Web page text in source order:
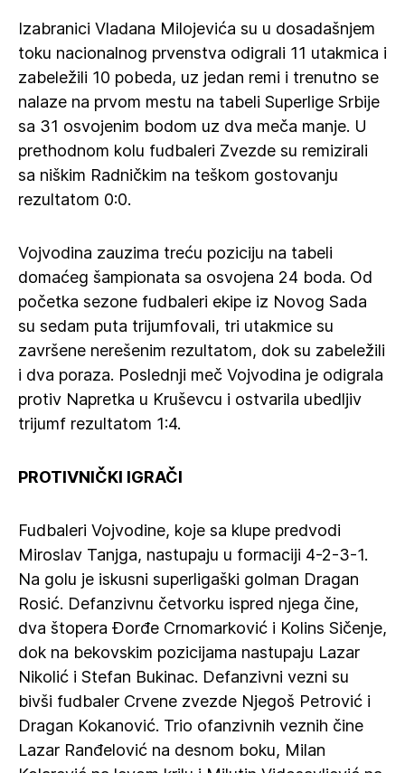
Izabranici Vladana Milojevića su u dosadašnjem
toku nacionalnog prvenstva odigrali 11 utakmica i
zabeležili 10 pobeda, uz jedan remi i trenutno se
nalaze na prvom mestu na tabeli Superlige Srbije
sa 31 osvojenim bodom uz dva meča manje. U
prethodnom kolu fudbaleri Zvezde su remizirali
sa niškim Radničkim na teškom gostovanju
rezultatom 0:0.
Vojvodina zauzima treću poziciju na tabeli
domaćeg šampionata sa osvojena 24 boda. Od
početka sezone fudbaleri ekipe iz Novog Sada
su sedam puta trijumfovali, tri utakmice su
završene nerešenim rezultatom, dok su zabeležili
i dva poraza. Poslednji meč Vojvodina je odigrala
protiv Napretka u Kruševcu i ostvarila ubedljiv
trijumf rezultatom 1:4.
PROTIVNIČKI IGRAČI
Fudbaleri Vojvodine, koje sa klupe predvodi
Miroslav Tanjga, nastupaju u formaciji 4-2-3-1.
Na golu je iskusni superligaški golman Dragan
Rosić. Defanzivnu četvorku ispred njega čine,
dva štopera Đorđe Crnomarković i Kolins Sičenje,
dok na bekovskim pozicijama nastupaju Lazar
Nikolić i Stefan Bukinac. Defanzivni vezni su
bivši fudbaler Crvene zvezde Njegoš Petrović i
Dragan Kokanović. Trio ofanzivnih veznih čine
Lazar Ranđelović na desnom boku, Milan